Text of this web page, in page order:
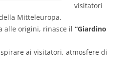
visitatori
Mitteleuropa.
alle origini, rinasce il “Giardino
ai visitatori, atmosfere di